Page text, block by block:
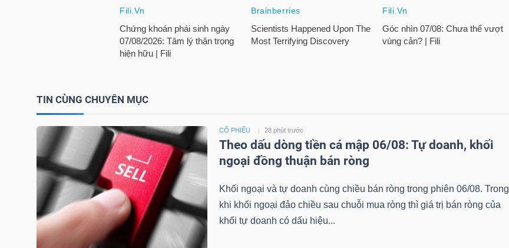
TIN CÙNG CHUYÊN MỤC
CỔ PHIẾU 28 phút trước
Theo dấu dòng tiền cá mập 06/08: Tự doanh, khối
ngoại đồng thuận bán ròng
Khối ngoại và tự doanh cùng chiều bán ròng trong phiên 06/08. Trong
khi khối ngoại đảo chiều sau chuỗi mua ròng thì giá trị bán ròng của
khối tự doanh có dấu hiệu...
VIETSTOCKFINANCE
MÔ